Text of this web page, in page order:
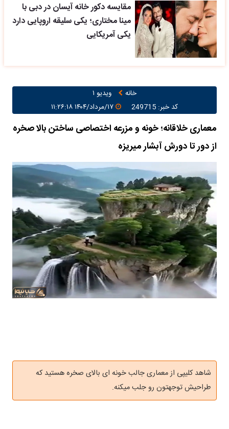
مقایسه دکور خانه آیسان در دبی با
مینا مختاری؛ یکی سلیقه اروپایی دارد
یکی آمریکایی
خانه
ویدیو ۱
کد خبر: 249715
۱۷/مرداد/۱۴۰۴ ۱۱:۲۶:۱۸
معماری خلاقانه؛ خونه و مزرعه اختصاصی ساختن بالا صخره
از دور تا دورش آبشار میریزه
شاهد کلیپی از معماری جالب خونه ای بالای صخره هستید که
طراحیش توجهتون رو جلب میکنه.